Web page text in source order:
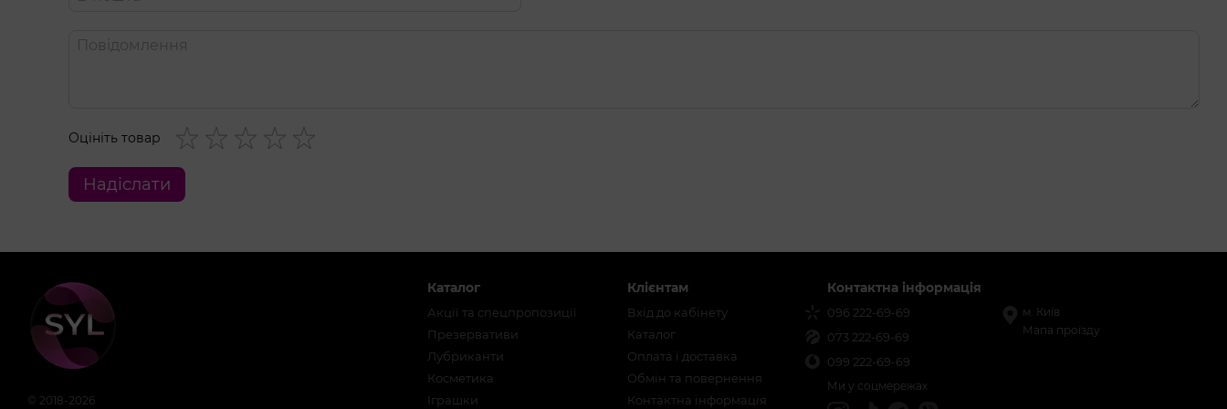
Оцініть товар
Надіслати
© 2018-2026
Каталог
Акції та спецпропозиції
Презервативи
Лубриканти
Косметика
Іграшки
Клієнтам
Вхід до кабінету
Каталог
Оплата і доставка
Обмін та повернення
Контактна інформація
Контактна інформація
096 222-69-69
073 222-69-69
099 222-69-69
м. Київ
Мапа проїзду
Ми у соцмережах